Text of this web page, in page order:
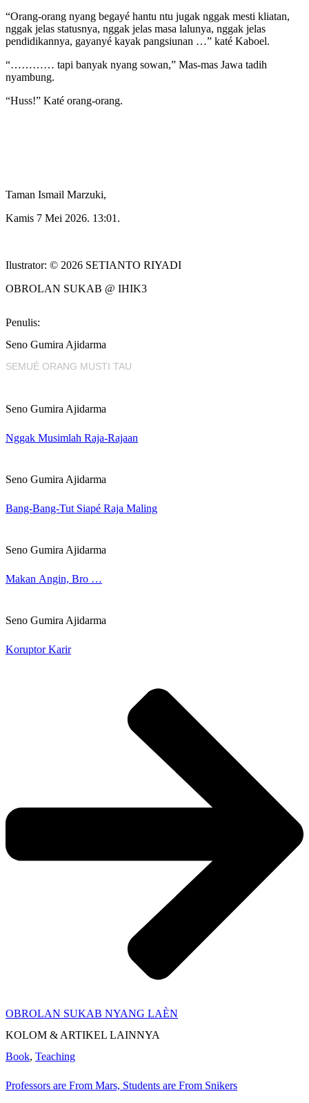
“Orang-orang nyang begayé hantu ntu jugak nggak mesti kliatan,
nggak jelas statusnya, nggak jelas masa lalunya, nggak jelas
pendidikannya, gayanyé kayak pangsiunan …” katé Kaboel.
“………… tapi banyak nyang sowan,” Mas-mas Jawa tadih
nyambung.
“Huss!” Katé orang-orang.
Taman Ismail Marzuki,
Kamis 7 Mei 2026. 13:01.
Ilustrator: © 2026 SETIANTO RIYADI
OBROLAN SUKAB @ IHIK3
Penulis:
Seno Gumira Ajidarma
SEMUÉ ORANG MUSTI TAU
Seno Gumira Ajidarma
Nggak Musimlah Raja-Rajaan
Seno Gumira Ajidarma
Bang-Bang-Tut Siapé Raja Maling
Seno Gumira Ajidarma
Makan Angin, Bro …
Seno Gumira Ajidarma
Koruptor Karir
OBROLAN SUKAB NYANG LAÈN
KOLOM & ARTIKEL LAINNYA
Book, Teaching
Professors are From Mars, Students are From Snikers